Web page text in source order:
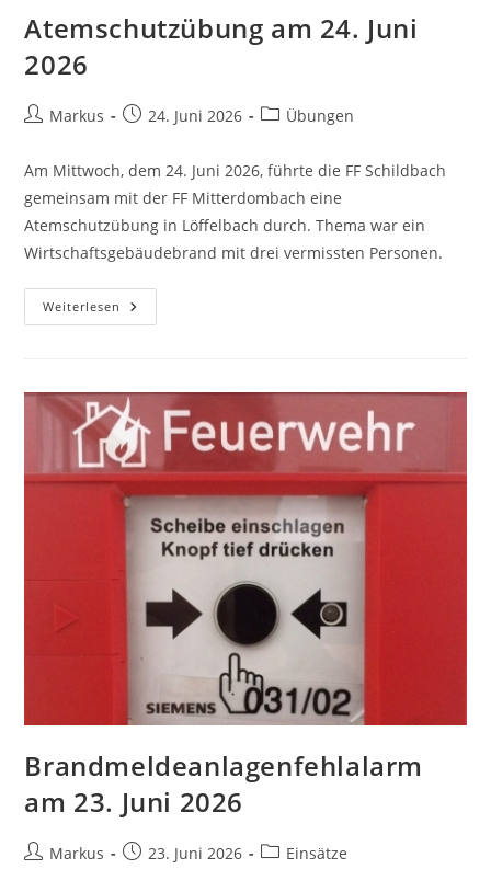
Atemschutzübung am 24. Juni
2026
Markus 24. Juni 2026 Übungen
Am Mittwoch, dem 24. Juni 2026, führte die FF Schildbach
gemeinsam mit der FF Mitterdombach eine
Atemschutzübung in Löffelbach durch. Thema war ein
Wirtschaftsgebäudebrand mit drei vermissten Personen.
Weiterlesen
Brandmeldeanlagenfehlalarm
am 23. Juni 2026
Markus 23. Juni 2026 Einsätze